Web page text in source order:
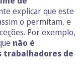
explicar que este
o permitam, e
Por exemplo,
não é
de